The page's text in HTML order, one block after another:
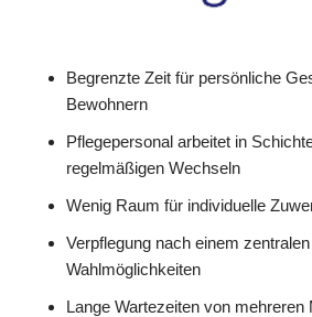
Begrenzte Zeit für persönliche
Bewohnern
Pflegepersonal arbeitet in
regelmäßigen Wechseln
Wenig Raum für individuelle
Verpflegung nach einem
Wahlmöglichkeiten
Lange Wartezeiten von mehreren